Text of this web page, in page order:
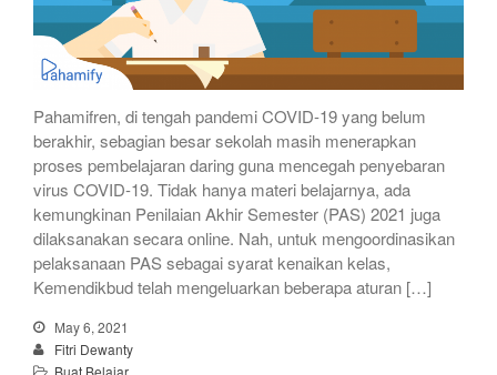
Pahamifren, di tengah pandemi COVID-19 yang belum
berakhir, sebagian besar sekolah masih menerapkan
proses pembelajaran daring guna mencegah penyebaran
virus COVID-19. Tidak hanya materi belajarnya, ada
kemungkinan Penilaian Akhir Semester (PAS) 2021 juga
dilaksanakan secara online. Nah, untuk mengoordinasikan
pelaksanaan PAS sebagai syarat kenaikan kelas,
Kemendikbud telah mengeluarkan beberapa aturan […]
May 6, 2021
Fitri Dewanty
Buat Belajar